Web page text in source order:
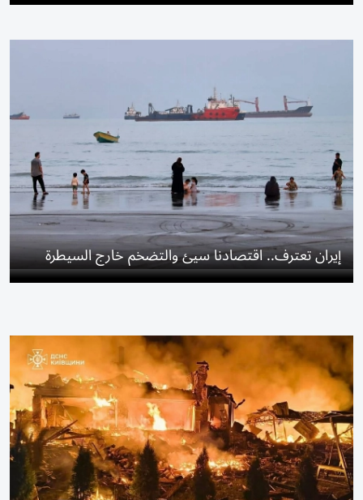
إيران تعترف.. اقتصادنا سيئ والتضخم خارج السيطرة